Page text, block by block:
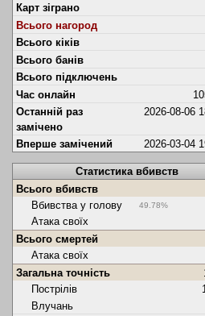
Карт зіграно
Всього нагород
Всього кіків
Всього банів
Всього підключень
Час онлайн
Останній раз
замічено
2026-08-06
Вперше замічений 2026-03-04
Статистика вбивств
Всього вбивств
Вбивства у голову
49.78%
Атака своїх
Всього смертей
Атака своїх
Загальна точність
Пострілів
Влучань